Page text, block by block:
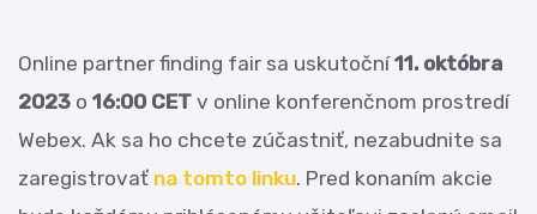
Online partner finding fair sa uskutoční11. októbra
2023 o 16:00 CET v online konferenčnom prostredí
Webex. Ak sa ho chcete zúčastniť, nezabudnite sa
zaregistrovať na tomto linku. Pred konaním akcie